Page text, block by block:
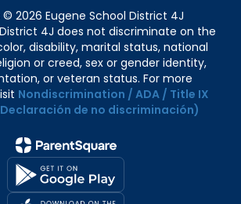
2026 Eugene School District 4J
4J does not discriminate on the
disability, marital status, national
or creed, sex or gender identity,
or veteran status. For more
Nondiscrimination / ADA / Title IX
de no discriminación)